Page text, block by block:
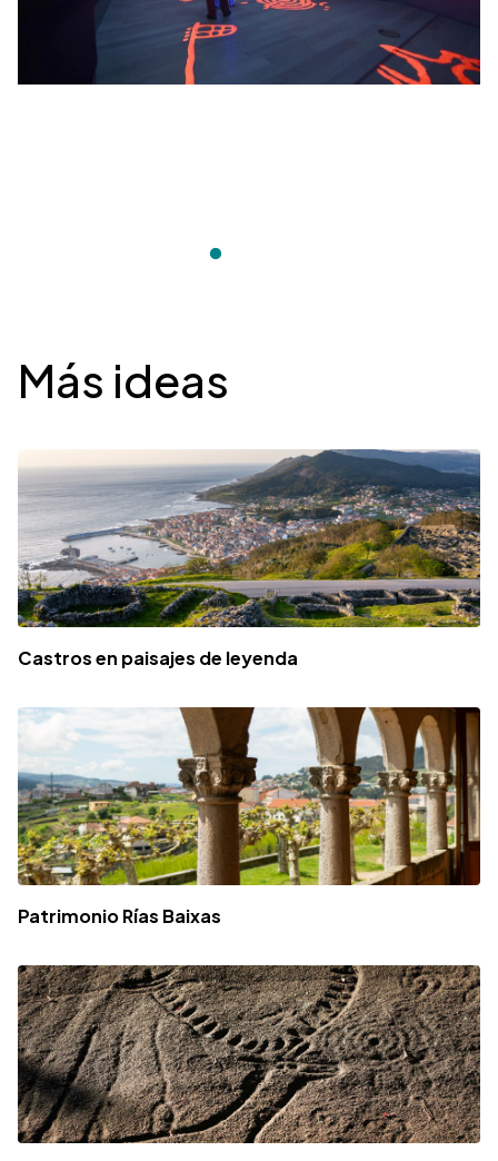
Desplegable
Más ideas
Castros en paisajes de leyenda
Patrimonio Rías Baixas